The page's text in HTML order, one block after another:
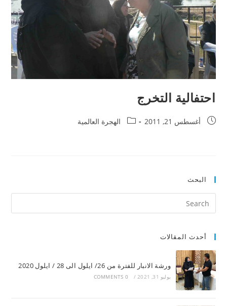
احتفالية التخرج
أغسطس 21, 2011 الهجرة العالمية
البحث
أحدث المقالات
ورشة الانبار للفترة من 26/ ايلول الى 28 / ايلول 2020
يوليو 31, 2021 /
0 COMMENTS